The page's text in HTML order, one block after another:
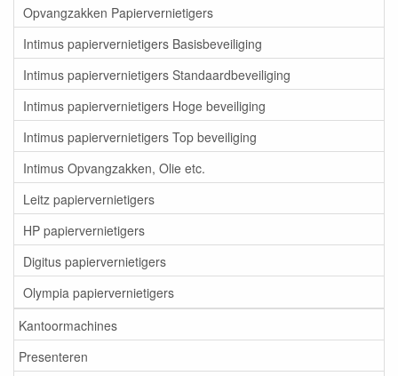
Opvangzakken Papiervernietigers
Intimus papiervernietigers Basisbeveiliging
Intimus papiervernietigers Standaardbeveiliging
Intimus papiervernietigers Hoge beveiliging
Intimus papiervernietigers Top beveiliging
Intimus Opvangzakken, Olie etc.
Leitz papiervernietigers
HP papiervernietigers
Digitus papiervernietigers
Olympia papiervernietigers
Kantoormachines
Presenteren